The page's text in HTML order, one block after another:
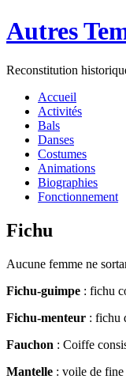
Autres
Reconstitution
Accueil
Activités
Bals
Danses
Costumes
Animations
Biographies
Fonctionnement
Fichu
Aucune femme ne
Fichu-guimpe : fichu
Fichu-menteur : fichu
Fauchon : Coiffe
Mantelle : voile de fine